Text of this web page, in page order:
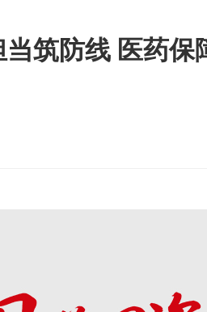
筑防线 医药保